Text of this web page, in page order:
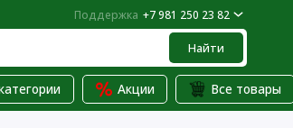
Поддержка +7 981 250 23 82
Найти
Акции Все товары